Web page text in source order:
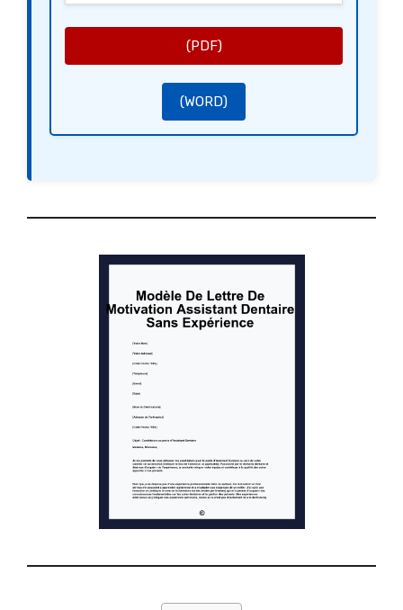
votre retour et me tiens à votre disposition pour un entretien.
Je vous prie d’agréer, Madame, Monsieur, l’expression de mes salutations les plus respectueuses.
(PDF)
(WORD)